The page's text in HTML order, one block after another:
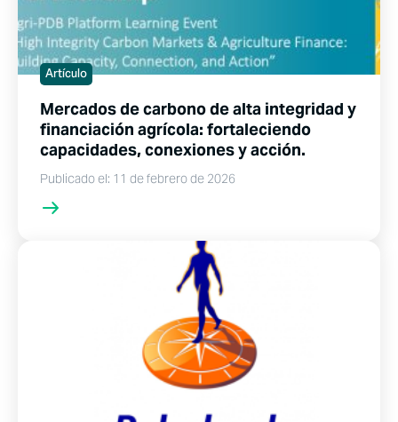
Artículo
Mercados de carbono de alta integridad y
financiación agrícola: fortaleciendo
capacidades, conexiones y acción.
Publicado el: 11 de febrero de 2026